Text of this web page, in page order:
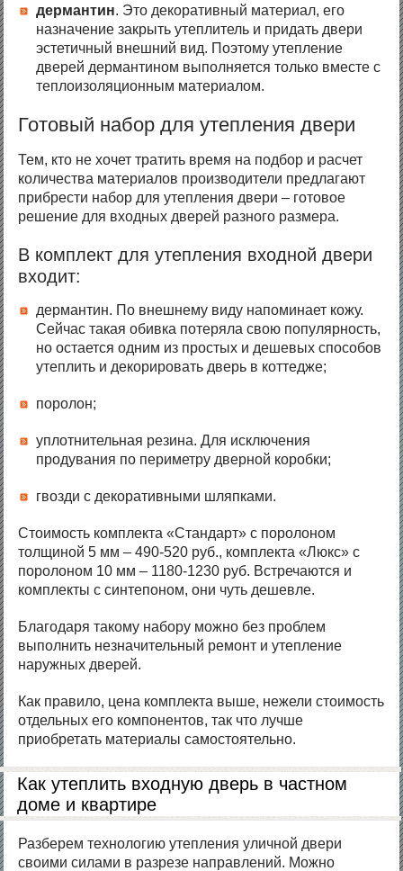
дермантин. Это декоративный материал, его
назначение закрыть утеплитель и придать двери
эстетичный внешний вид. Поэтому утепление
дверей дермантином выполняется только вместе с
теплоизоляционным материалом.
Готовый набор для утепления двери
Тем, кто не хочет тратить время на подбор и расчет
количества материалов производители предлагают
прибрести набор для утепления двери – готовое
решение для входных дверей разного размера.
В комплект для утепления входной двери
входит:
дермантин. По внешнему виду напоминает кожу.
Сейчас такая обивка потеряла свою популярность,
но остается одним из простых и дешевых способов
утеплить и декорировать дверь в коттедже;
поролон;
уплотнительная резина. Для исключения
продувания по периметру дверной коробки;
гвозди с декоративными шляпками.
Стоимость комплекта «Стандарт» с поролоном
толщиной 5 мм – 490-520 руб., комплекта «Люкс» с
поролоном 10 мм – 1180-1230 руб. Встречаются и
комплекты с синтепоном, они чуть дешевле.
Благодаря такому набору можно без проблем
выполнить незначительный ремонт и утепление
наружных дверей.
Как правило, цена комплекта выше, нежели стоимость
отдельных его компонентов, так что лучше
приобретать материалы самостоятельно.
Как утеплить входную дверь в частном
доме и квартире
Разберем технологию утепления уличной двери
своими силами в разрезе направлений. Можно